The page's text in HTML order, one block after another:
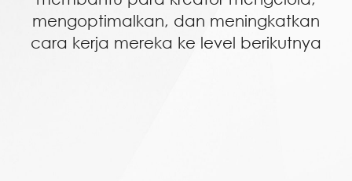
mengoptimalkan, dan meningkatkan
cara kerja mereka ke level berikutnya